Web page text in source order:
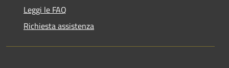
Leggi le FAQ
Richiesta assistenza